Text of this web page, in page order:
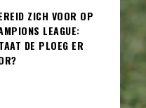
ZICH VOOR OP
LEAGUE:
DE PLOEG ER